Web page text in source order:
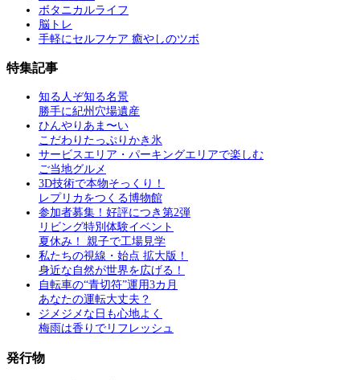
ボタニカルライフ
脳トレ
手軽にセルフケア 癒やしのツボ
特集記事
知る人ぞ知る名景
勝手に紀州穴場遺産
ひんやりあま〜い
こだわりたっぷりかき氷
サービスエリア・パーキングエリアで楽しむ
ご当地グルメ
3D技術で本物そっくり！
レプリカをつくる博物館
参加者募集！好評につき第2弾
リビング特別体験イベント
夏休み！ 親子で工場見学
私たちの視線・始点 拡大版！
身近な自然が世界を広げる！
自転車の“青切符”運用3カ月
あなたの運転大丈夫？
ジメジメな日も心地よく
梅雨は香りでリフレッシュ
発行物